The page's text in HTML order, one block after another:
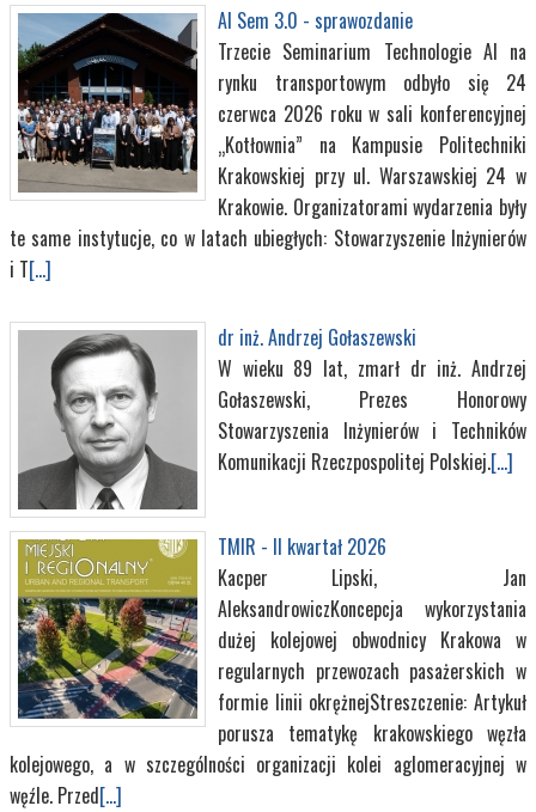
AI Sem 3.0 - sprawozdanie
Trzecie Seminarium Technologie AI na
rynku transportowym odbyło się 24
czerwca 2026 roku w sali konferencyjnej
„Kotłownia” na Kampusie Politechniki
Krakowskiej przy ul. Warszawskiej 24 w
Krakowie. Organizatorami wydarzenia były
te same instytucje, co w latach ubiegłych: Stowarzyszenie Inżynierów
i T[...]
dr inż. Andrzej Gołaszewski
W wieku 89 lat, zmarł dr inż. Andrzej
Gołaszewski, Prezes Honorowy
Stowarzyszenia Inżynierów i Techników
Komunikacji Rzeczpospolitej Polskiej.[...]
TMIR - II kwartał 2026
Kacper Lipski, Jan
AleksandrowiczKoncepcja wykorzystania
dużej kolejowej obwodnicy Krakowa w
regularnych przewozach pasażerskich w
formie linii okrężnejStreszczenie: Artykuł
porusza tematykę krakowskiego węzła
kolejowego, a w szczególności organizacji kolei aglomeracyjnej w
węźle. Przed[...]